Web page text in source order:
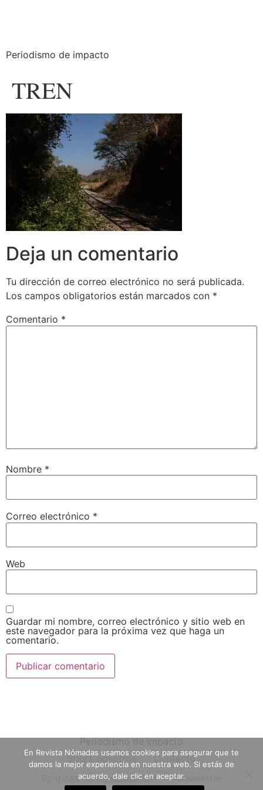
Periodismo de impacto
TREN
Deja un comentario
Tu dirección de correo electrónico no será publicada.
Los campos obligatorios están marcados con *
Comentario *
Nombre *
Correo electrónico *
Web
Guardar mi nombre, correo electrónico y sitio web en
este navegador para la próxima vez que haga un
comentario.
Periodismo de impacto
Sobre nosotros
Contacto
Políticas de republicación
Newsletter
En Revista Nómadas usamos cookies para asegurar que te
damos la mejor experiencia en nuestra web. Si estás de
acuerdo, dale clic en aceptar.